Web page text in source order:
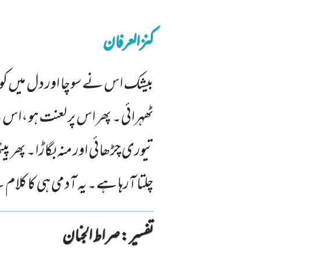
کنزالعرفان
بیشک اس نے سوچا اور دل میں
ٹھہرائی۔ پھر اس پر لعنت ہو
تیوری چڑھائی اور منہ بگاڑا۔ پھر
چلتا آرہا ہے۔ یہ آدمی ہی کا
تفسیر : ‎صراط الجنان